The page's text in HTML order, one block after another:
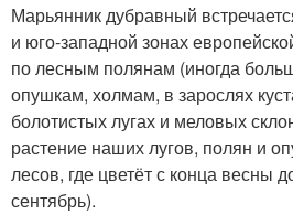
Марьянник дубравный
и юго-западной зонах
по лесным полянам (иногда
опушкам, холмам, в зарослях
болотистых лугах и меловых
растение наших лугов, полян и
лесов, где цветёт с конца весны
сентябрь).